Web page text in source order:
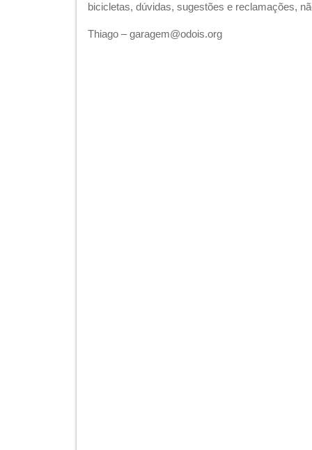
bicicletas, dúvidas, sugestões e reclamações,
Thiago – garagem@odois.org